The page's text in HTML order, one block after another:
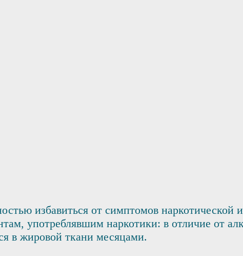
избавиться от симптомов наркотической
употреблявшим наркотики: в отличие от
в жировой ткани месяцами.